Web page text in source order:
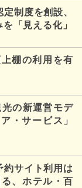
制度を創設、
「見える化」
棚の利用を有
の新運営モデ
・サービス」
約サイト利用は
、ホテル・百